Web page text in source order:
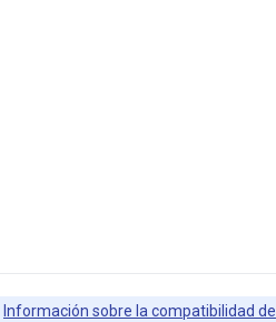
Información sobre la compatibilidad de